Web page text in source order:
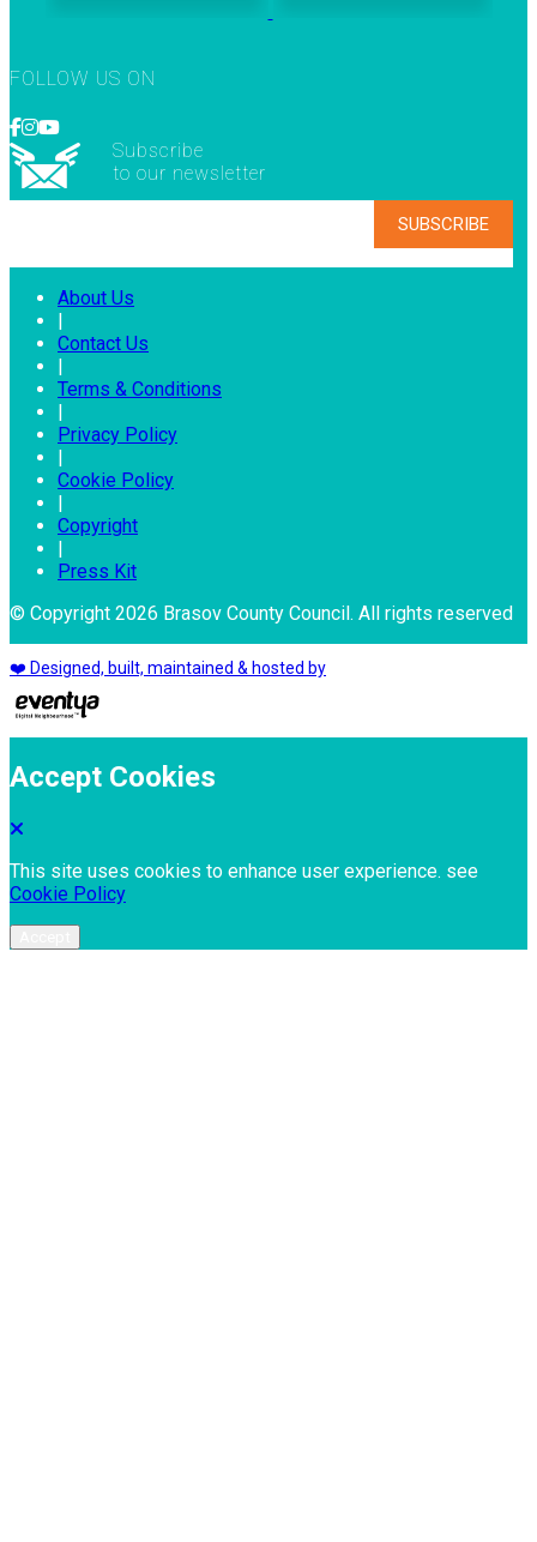
FOLLOW US ON
Subscribe
to our newsletter
About Us
|
Contact Us
|
Terms & Conditions
|
Privacy Policy
|
Cookie Policy
|
Copyright
|
Press Kit
© Copyright 2026 Brasov County Council. All rights reserved
❤️ Designed, built, maintained & hosted by
Accept Cookies
This site uses cookies to enhance user experience. see
Cookie Policy